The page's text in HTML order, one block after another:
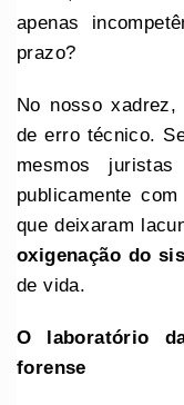
apenas
prazo?
No nosso
de erro técnico.
mesmos
publicamente
que deixaram
oxigenação do
de vida.
O laboratório
forense